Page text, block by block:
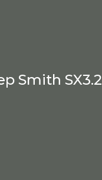
Smith SX3.2